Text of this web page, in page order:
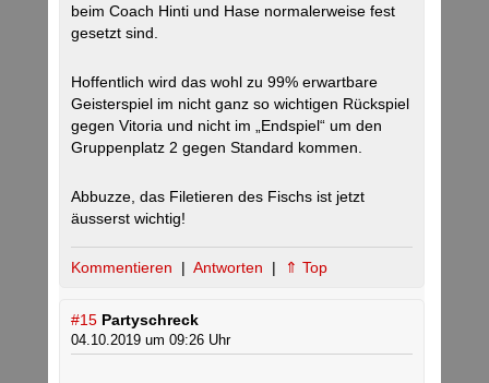
beim Coach Hinti und Hase normalerweise fest
gesetzt sind.
Hoffentlich wird das wohl zu 99% erwartbare
Geisterspiel im nicht ganz so wichtigen Rückspiel
gegen Vitoria und nicht im „Endspiel“ um den
Gruppenplatz 2 gegen Standard kommen.
Abbuzze, das Filetieren des Fischs ist jetzt
äusserst wichtig!
Kommentieren | Antworten | ⇑ Top
#15 Partyschreck
04.10.2019 um 09:26 Uhr